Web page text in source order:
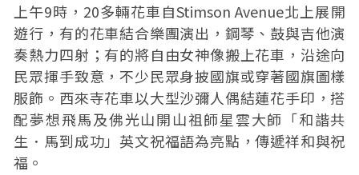
上午9時，20多輛花車自Stimson Avenue北上展開
遊行，有的花車結合樂團演出，鋼琴、鼓與吉他演
奏熱力四射；有的將自由女神像搬上花車，沿途向
民眾揮手致意，不少民眾身披國旗或穿著國旗圖樣
服飾。西來寺花車以大型沙彌人偶結蓮花手印，搭
配夢想飛馬及佛光山開山祖師星雲大師「和諧共
生．馬到成功」英文祝福語為亮點，傳遞祥和與祝
福。